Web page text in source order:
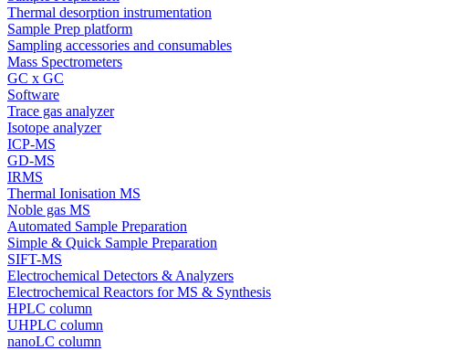
Thermal desorption instrumentation
Sample Prep platform
Sampling accessories and consumables
Mass Spectrometers
GC x GC
Software
Trace gas analyzer
Isotope analyzer
ICP-MS
GD-MS
IRMS
Thermal Ionisation MS
Noble gas MS
Automated Sample Preparation
Simple & Quick Sample Preparation
SIFT-MS
Electrochemical Detectors & Analyzers
Electrochemical Reactors for MS & Synthesis
HPLC column
UHPLC column
nanoLC column